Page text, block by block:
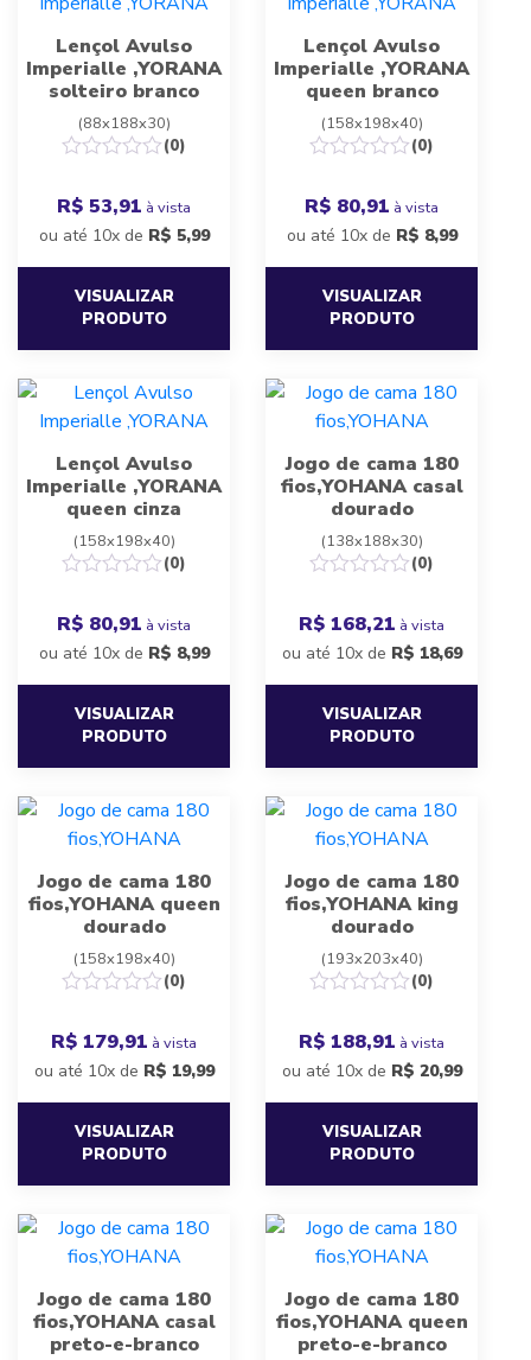
Lençol Avulso
Imperialle ,YORANA
solteiro branco
(88x188x30)
(0)
R$ 53,91 à vista
ou até 10x de R$ 5,99
VISUALIZAR
PRODUTO
Lençol Avulso
Imperialle ,YORANA
queen branco
(158x198x40)
(0)
R$ 80,91 à vista
ou até 10x de R$ 8,99
VISUALIZAR
PRODUTO
Lençol Avulso
Imperialle ,YORANA
queen cinza
(158x198x40)
(0)
R$ 80,91 à vista
ou até 10x de R$ 8,99
VISUALIZAR
PRODUTO
Jogo de cama 180
fios,YOHANA casal
dourado
(138x188x30)
(0)
R$ 168,21 à vista
ou até 10x de R$ 18,69
VISUALIZAR
PRODUTO
Jogo de cama 180
fios,YOHANA queen
dourado
(158x198x40)
(0)
R$ 179,91 à vista
ou até 10x de R$ 19,99
VISUALIZAR
PRODUTO
Jogo de cama 180
fios,YOHANA king
dourado
(193x203x40)
(0)
R$ 188,91 à vista
ou até 10x de R$ 20,99
VISUALIZAR
PRODUTO
Jogo de cama 180
fios,YOHANA casal
preto-e-branco
Jogo de cama 180
fios,YOHANA queen
preto-e-branco